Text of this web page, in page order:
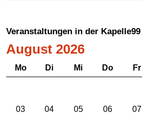
Veranstaltungen in der Kapelle99
August 2026
Mo Di Mi Do Fr
03 04 05 06 07